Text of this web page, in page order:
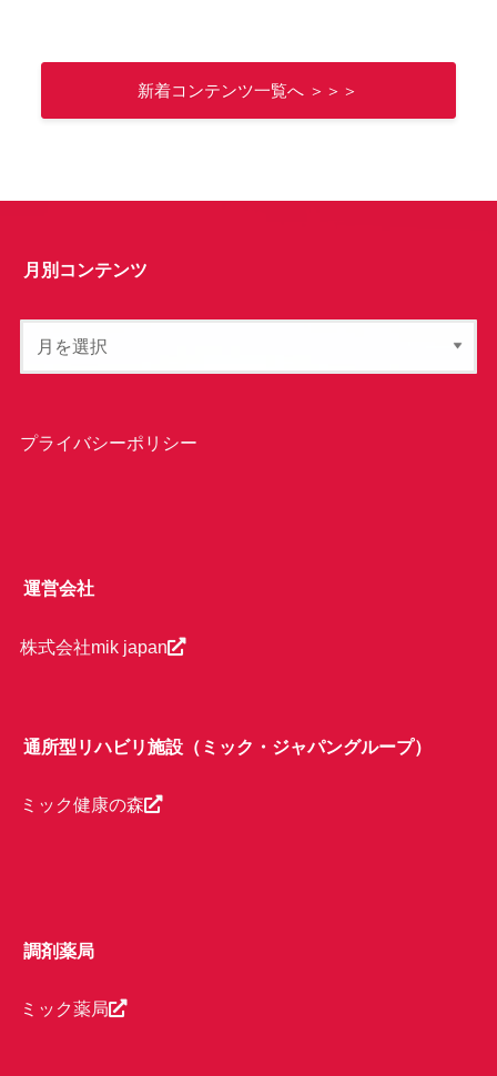
新着コンテンツ一覧へ ＞＞＞
月別コンテンツ
プライバシーポリシー
運営会社
株式会社mik japan
通所型リハビリ施設（ミック・ジャパングループ）
ミック健康の森
調剤薬局
ミック薬局